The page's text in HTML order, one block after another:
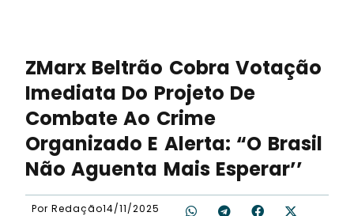
ZMarx Beltrão Cobra Votação
Imediata Do Projeto De
Combate Ao Crime
Organizado E Alerta: “O Brasil
Não Aguenta Mais Esperar’’
Por Redação14/11/2025